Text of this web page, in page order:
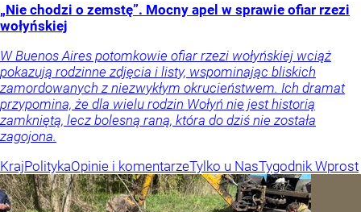
„Nie chodzi o zemstę”. Mocny apel w sprawie ofiar rzezi
wołyńskiej
W Buenos Aires potomkowie ofiar rzezi wołyńskiej wciąż
pokazują rodzinne zdjęcia i listy, wspominając bliskich
zamordowanych z niezwykłym okrucieństwem. Ich dramat
przypomina, że dla wielu rodzin Wołyń nie jest historią
zamkniętą, lecz bolesną raną, która do dziś nie została
zagojona.
KrajPolitykaOpinie i komentarzeTylko u NasTygodnik Wprost